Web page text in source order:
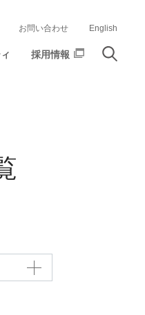
採用情報
お問い合わせ English